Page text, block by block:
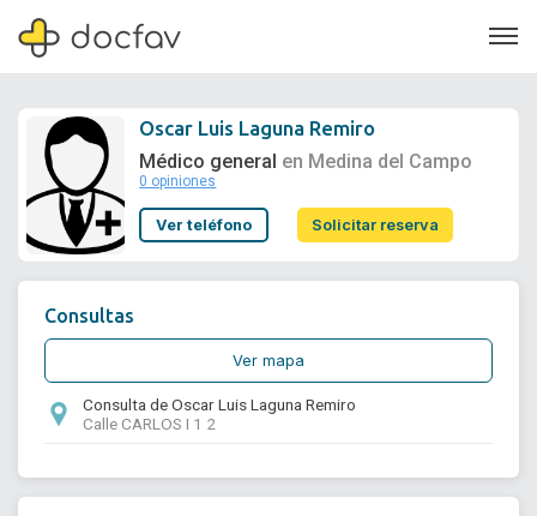
Soporte
Oscar Luis Laguna Remiro
Médico general en Medina del Campo
0 opiniones
Ver teléfono Solicitar reserva
Consultas
Ver mapa
Consulta de Oscar Luis Laguna Remiro
Calle CARLOS I 1 2